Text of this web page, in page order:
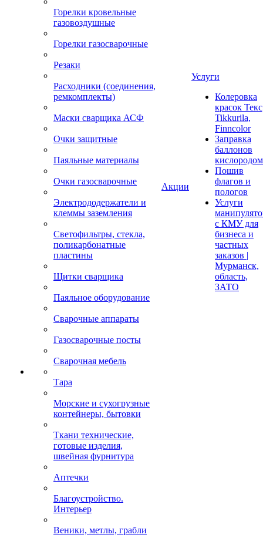
Горелки кровельные
газовоздушные
Горелки газосварочные
Резаки
Расходники (соединения,
ремкомплекты)
Маски сварщика АСФ
Очки защитные
Паяльные материалы
Очки газосварочные
Электрододержатели и
клеммы заземления
Светофильтры, стекла,
поликарбонатные
пластины
Щитки сварщика
Паяльное оборудование
Сварочные аппараты
Газосварочные посты
Сварочная мебель
Тара
Морские и сухогрузные
контейнеры, бытовки
Ткани технические,
готовые изделия,
швейная фурнитура
Аптечки
Благоустройство.
Интерьер
Веники, метлы, грабли
Акции
Услуги
Колеровка
красок
Tikkurila,
Finncolor
Заправка
баллонов
кислородом
Пошив
флагов и
пологов
Услуги
с КМУ для
бизнеса и
частных
заказов |
Мурманск,
область,
ЗАТО